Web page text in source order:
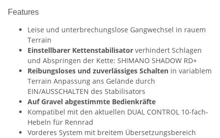
Features
Leise und unterbrechungslose Gangwechsel in rauem
Terrain
Einstellbarer Kettenstabilisator verhindert Schlagen
und Abspringen der Kette: SHIMANO SHADOW RD+
Reibungsloses und zuverlässiges Schalten in variablem
Terrain Anpassung ans Gelände durch
EIN/AUSSCHALTEN des Stabilisators
Auf Gravel abgestimmte Bedienkräfte
Kompatibel mit den aktuellen DUAL CONTROL 10-fach-
Hebeln für Rennrad
Vorderes System mit breitem Übersetzungsbereich